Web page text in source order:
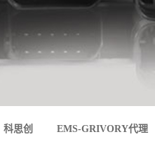
科思创 EMS-GRIVORY代理